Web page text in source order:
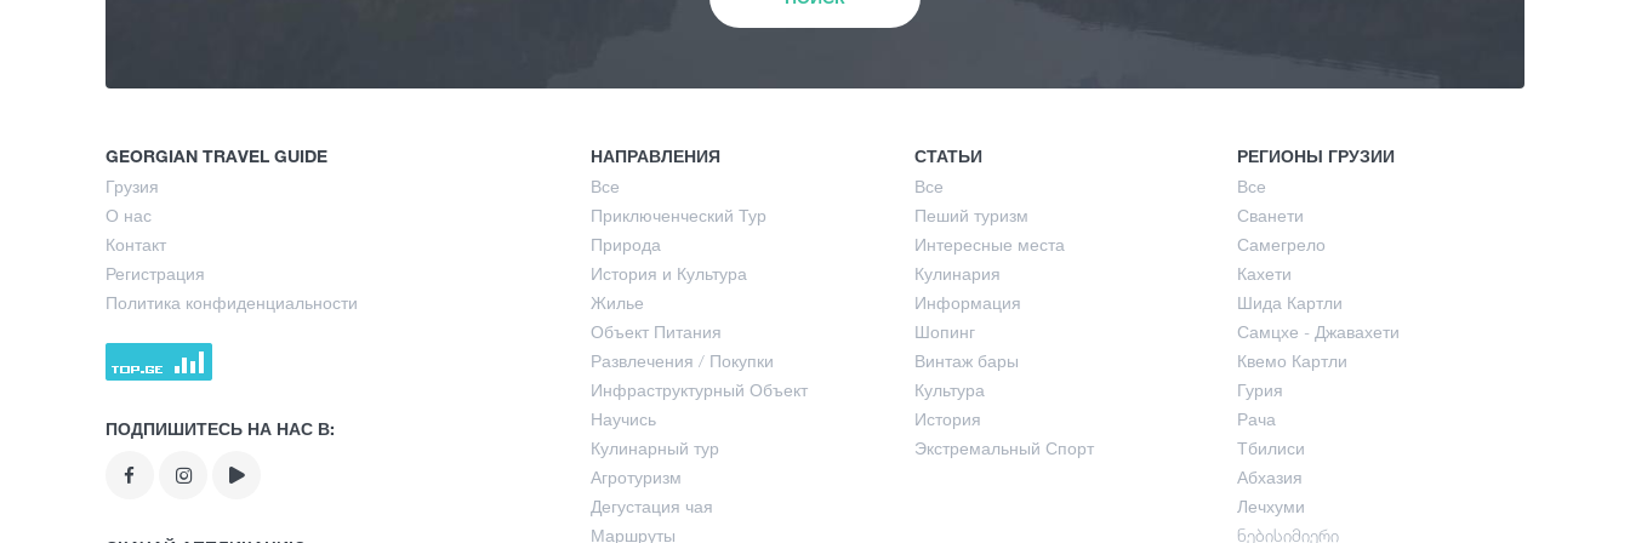
Жилье Осень
НАПРАВЛЕНИЯ
Все
Приключенческий Тур
Природа
История и Культура
Жилье
Объект Питания
Развлечения / Покупки
Инфраструктурный Объект
Научись
Кулинарный тур
Агротуризм
Дегустация чая
Маршруты
СТАТЬИ
Все
Пеший туризм
Интересные места
Кулинария
Информация
Шопинг
Винтаж бары
Культура
История
Экстремальный Спорт
РЕГИОНЫ ГРУЗИИ
Все
Сванети
Самегрело
Кахети
Шида Картли
Самцхе - Джавахети
Квемо Картли
Гурия
Рача
Тбилиси
Абхазия
Лечхуми
ნებისიმიერი
GEORGIAN TRAVEL GUIDE
Грузия
О нас
Контакт
Регистрация
Политика конфиденциальности
ПОДПИШИТЕСЬ НА НАС В: